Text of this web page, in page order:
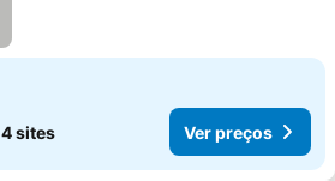
4 sites Ver preços